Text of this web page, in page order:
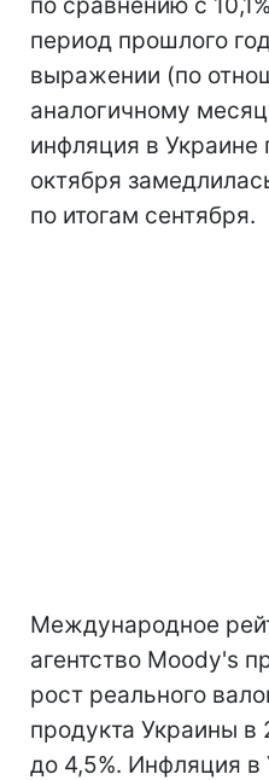
период прошлого
выражении (по
аналогичному
инфляция в Украине
октября
по итогам сентября.
Международное
агентство Moody's
рост реального
продукта Украины в
до 4,5%. Инфляция в